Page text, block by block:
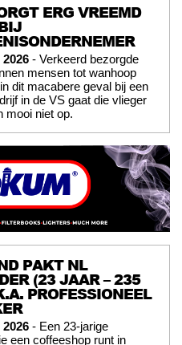
ERG VREEMD
- Verkeerd bezorgde
mensen tot wanhoop
dit macabere geval bij een
in de VS gaat die vlieger
mooi niet op.
PAKT NL
(23 JAAR – 235
PROFESSIONEEL
- Een 23-jarige
een coffeeshop runt in